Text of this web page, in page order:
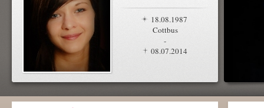
18.08.1987
Cottbus
-
08.07.2014